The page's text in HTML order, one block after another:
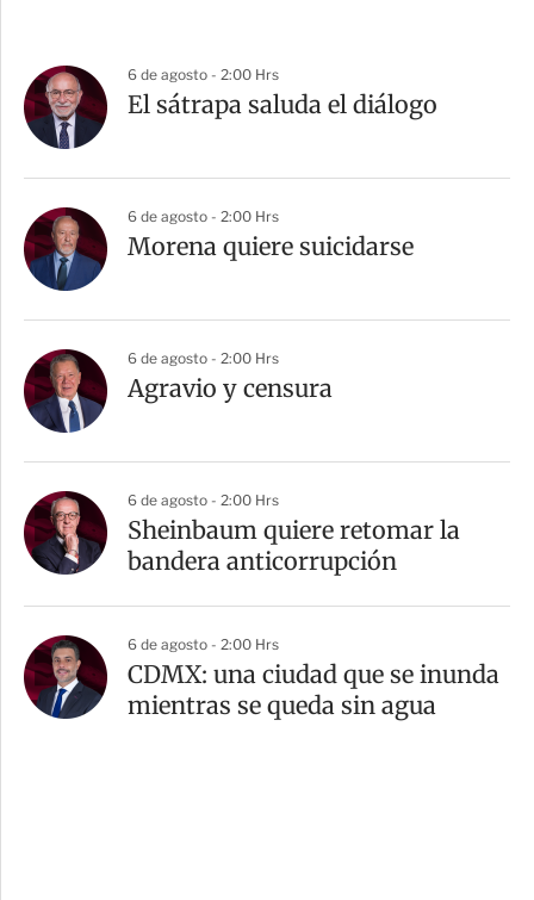
6 de agosto - 2:00 Hrs
El sátrapa saluda el diálogo
6 de agosto - 2:00 Hrs
Morena quiere suicidarse
6 de agosto - 2:00 Hrs
Agravio y censura
6 de agosto - 2:00 Hrs
Sheinbaum quiere retomar la
bandera anticorrupción
6 de agosto - 2:00 Hrs
CDMX: una ciudad que se inunda
mientras se queda sin agua